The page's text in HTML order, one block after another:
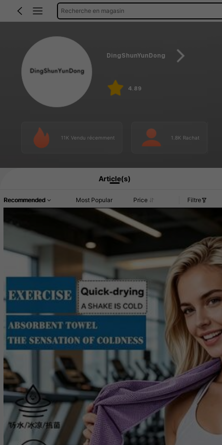
Recherche en magasin
DingShunYunDong
4.89
11K Vendu récemment 1.8K Rachat
Article(s)
Recommended Most Popular Price Filtre